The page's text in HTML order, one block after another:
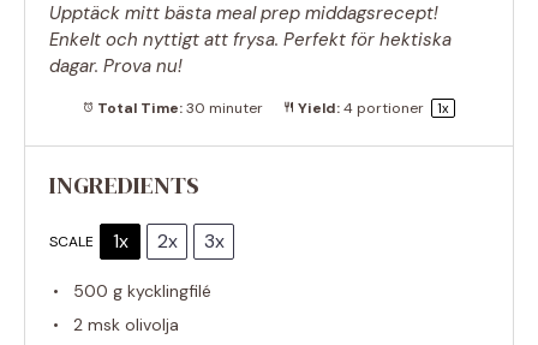
Upptäck mitt bästa meal prep middagsrecept!
Enkelt och nyttigt att frysa. Perfekt för hektiska
dagar. Prova nu!
Total Time: 30 minuter Yield: 4 portioner 1x
INGREDIENTS
SCALE 1x 2x 3x
500 g kycklingfilé
2 msk olivolja